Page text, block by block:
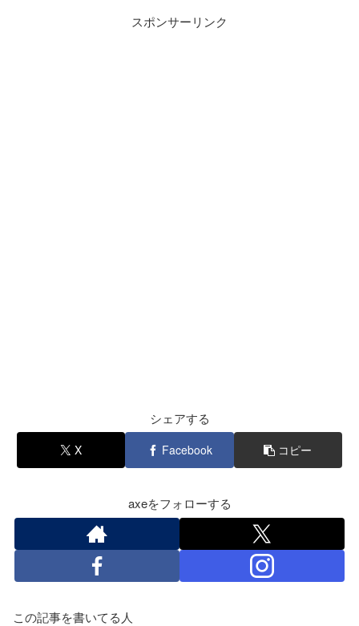
スポンサーリンク
シェアする
X Facebook コピー
axeをフォローする
この記事を書いてる人